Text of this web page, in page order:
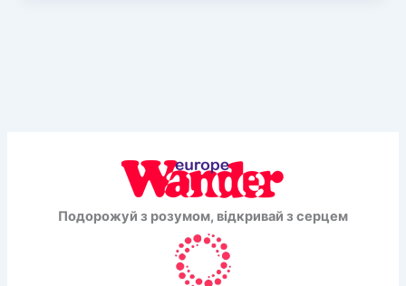
Подорожуй з розумом, відкривай з серцем